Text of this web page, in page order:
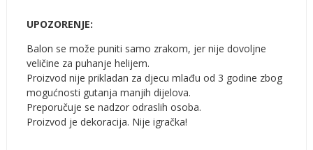
UPOZORENJE:
Balon se može puniti samo zrakom, jer nije dovoljne
veličine za puhanje helijem.
Proizvod nije prikladan za djecu mlađu od 3 godine zbog
mogućnosti gutanja manjih dijelova.
Preporučuje se nadzor odraslih osoba.
Proizvod je dekoracija. Nije igračka!